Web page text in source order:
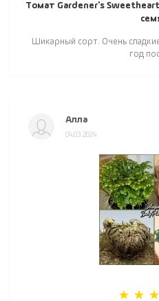
Томат Gardener's
Шикарный сорт. Очень
год
Алла
04.03.2024